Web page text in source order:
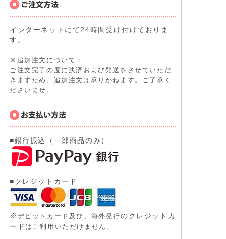
インターネットにて24時間受け付けておりま
す。
※追加注文について：
ご注文完了の度に決済および発送をさせていただ
きますため、追加注文は承りかねます。ご了承く
ださいませ。
■銀行振込（一部商品のみ）
■クレジットカード
※ デビットカード及び、 海外発行のクレジットカ
ード はご利用いただけません。